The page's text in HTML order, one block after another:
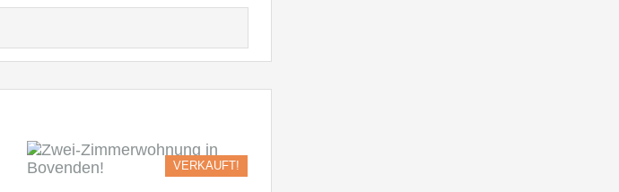
VERKAUFT!